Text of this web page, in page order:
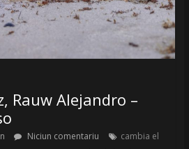
Rauw Alejandro –
Niciun comentariu
cambia el